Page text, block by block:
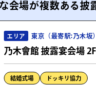
会場が複数ある披
エリア 東京（最寄駅:乃木坂）
乃木會館 披露宴会場 2F
結婚式場 ドッキリ協力